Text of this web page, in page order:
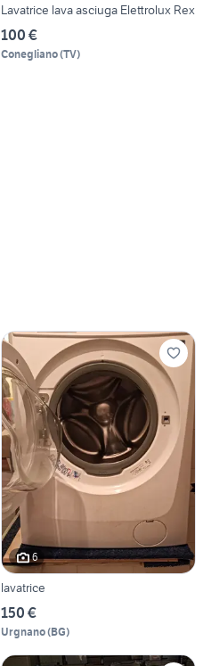
Lavatrice lava asciuga Elettrolux Rex
100 €
Conegliano(TV)
6
lavatrice
150 €
Urgnano(BG)